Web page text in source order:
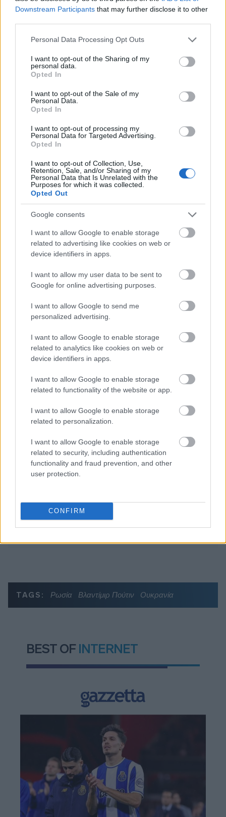
Downstream Participants that may further disclose it to other
Please note that this website/app uses one or more Google
not limited to your visit or usage behaviour. You may click to
grant or deny consent to Google and its third-party tags to
use your data for below specified purposes in below Google
consent section.
Personal Data Processing Opt Outs
I want to opt-out of the Sharing of my
personal data.
Opted In
I want to opt-out of the Sale of my
Personal Data.
Opted In
I want to opt-out of processing my
Personal Data for Targeted Advertising.
Opted In
I want to opt-out of Collection, Use,
Retention, Sale, and/or Sharing of my
Personal Data that Is Unrelated with the
Purposes for which it was collected.
Opted Out
Google consents
I want to allow Google to enable storage
related to advertising like cookies on web or
device identifiers in apps.
I want to allow my user data to be sent to
Google for online advertising purposes.
I want to allow Google to send me
personalized advertising.
I want to allow Google to enable storage
related to analytics like cookies on web or
device identifiers in apps.
I want to allow Google to enable storage
related to functionality of the website or app.
I want to allow Google to enable storage
related to personalization.
I want to allow Google to enable storage
related to security, including authentication
functionality and fraud prevention, and other
user protection.
CONFIRM
Φωτογραφία @ΑΡ
Ακολουθήστε το
πρώτοι όλες τιςειδήσειςαπό την Ελλάδα και τον κόσμο.
Διαβάζονται αυτή τη στιγμή
Η χαμηλή… απόδοση Μητσοτάκη στις
πυρόπληκτα ζωάκια - Το μισογεμάτο ποτήρι
του ΣΥΡΙΖΑ
Ποια είναι η (κυβερνητική) λίστα με τα μεγάλα
Δυτ. Αττική: Το χρονοδιάγραμμα
αποκατάστασης μετά τη φωτιά - Στόχος η
έναρξη των έργων πριν τις 15/9
TAGS: Ρωσία Βλαντίμιρ Πούτιν Ουκρανία
BEST OF INTERNET